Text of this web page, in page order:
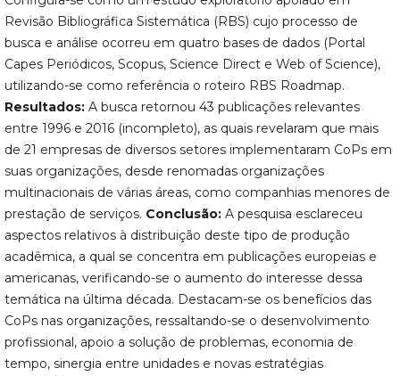
Revisão Bibliográfica Sistemática (RBS) cujo processo de
busca e análise ocorreu em quatro bases de dados (Portal
Capes Periódicos, Scopus, Science Direct e Web of Science),
utilizando-se como referência o roteiro RBS Roadmap.
Resultados:A busca retornou 43 publicações relevantes
entre 1996 e 2016 (incompleto), as quais revelaram que mais
de 21 empresas de diversos setores implementaram CoPs em
suas organizações, desde renomadas organizações
multinacionais de várias áreas, como companhias menores de
prestação de serviços. Conclusão:A pesquisa esclareceu
aspectos relativos à distribuição deste tipo de produção
acadêmica, a qual se concentra em publicações europeias e
americanas, verificando-se o aumento do interesse dessa
temática na última década. Destacam-se os benefícios das
CoPs nas organizações, ressaltando-se o desenvolvimento
profissional, apoio a solução de problemas, economia de
tempo, sinergia entre unidades e novas estratégias